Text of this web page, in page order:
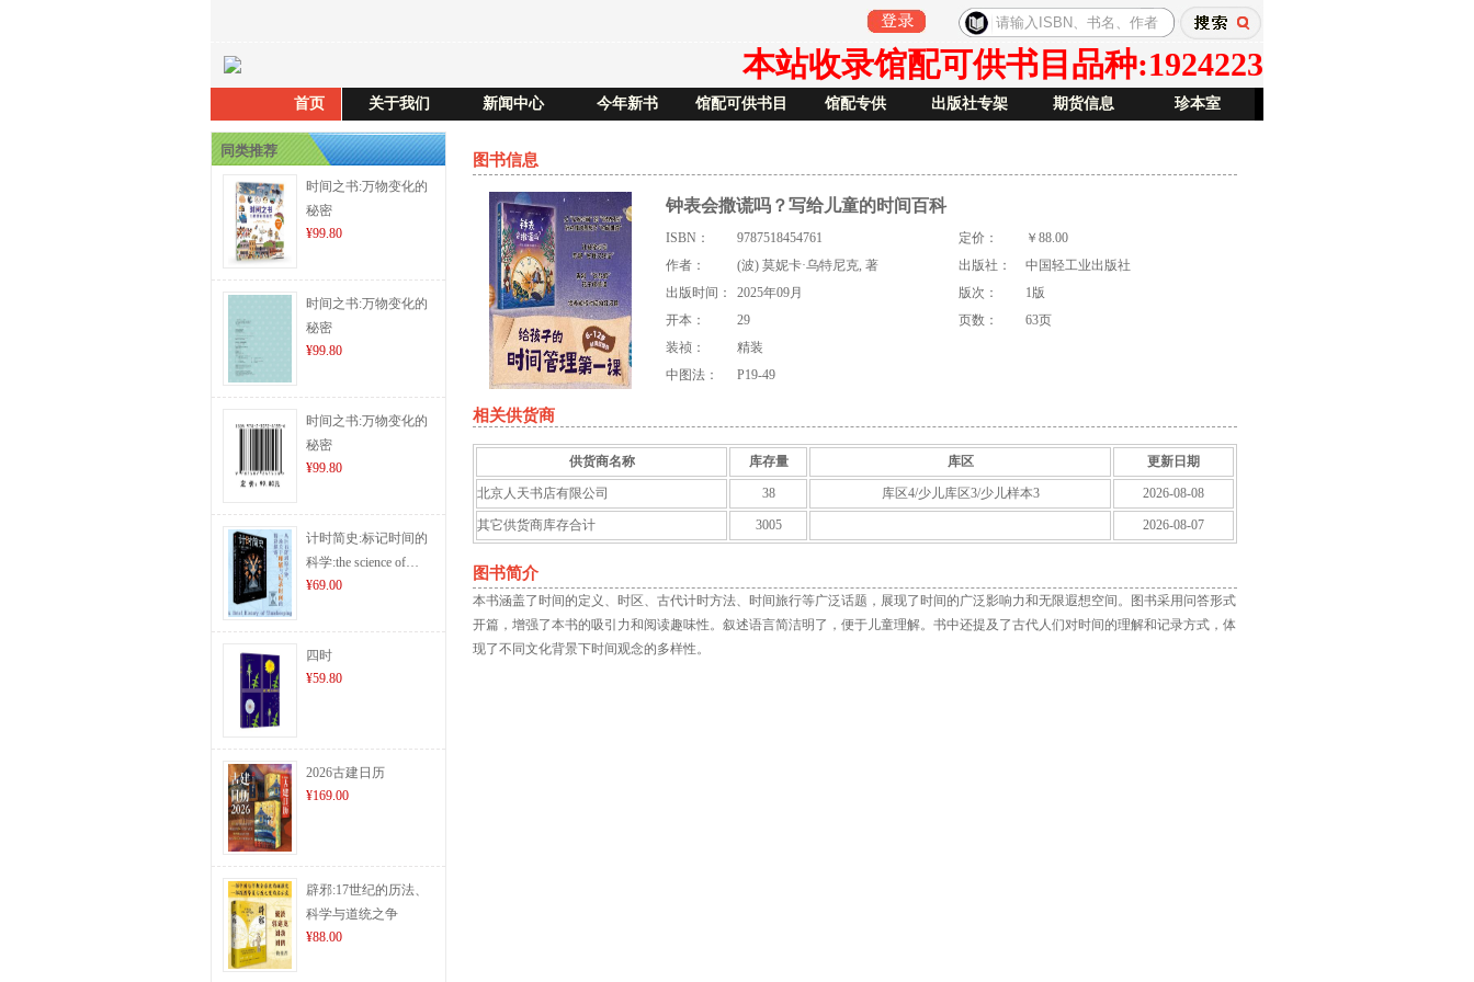
本站收录馆配可供书目品种:1924223
首页 关于我们 新闻中心 今年新书 馆配可供书目 馆配专供 出版社专架 期货信息 珍本室
同类推荐
时间之书:万物变化的
秘密
¥99.80
时间之书:万物变化的
秘密
¥99.80
时间之书:万物变化的
秘密
¥99.80
计时简史:标记时间的
科学:the science of…
¥69.00
四时
¥59.80
2026古建日历
¥169.00
辟邪:17世纪的历法、
科学与道统之争
¥88.00
图书信息
钟表会撒谎吗？写给儿童的时间百科
ISBN： 9787518454761 定价：
￥88.00
作者：
(波) 莫妮卡·乌特尼克, 著 出版社：
中国轻工业出版社
出版时间：
2025年09月 版次：
1版
开本：
29 页数：
63页
装祯：
精装
中图法：
P19-49
相关供货商
供货商名称 库存量 库区 更新日期
北京人天书店有限公司 38 库区4/少儿库区3/少儿样本3 2026-08-08
其它供货商库存合计 3005 2026-08-07
图书简介
本书涵盖了时间的定义、时区、古代计时方法、时间旅行等广泛话题，展现了时间的广泛影响力和无限遐想空间。图书采用问答形式
开篇，增强了本书的吸引力和阅读趣味性。叙述语言简洁明了，便于儿童理解。书中还提及了古代人们对时间的理解和记录方式，体
现了不同文化背景下时间观念的多样性。